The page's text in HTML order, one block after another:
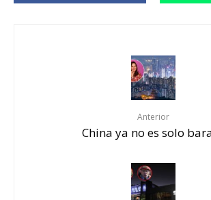
Anterior
China ya no es solo